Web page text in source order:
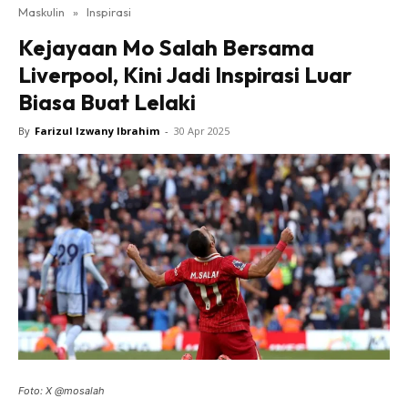
Maskulin » Inspirasi
Kejayaan Mo Salah Bersama
Liverpool, Kini Jadi Inspirasi Luar
Biasa Buat Lelaki
By Farizul Izwany Ibrahim - 30 Apr 2025
Foto: X @mosalah